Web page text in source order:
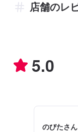
店舗のレ
5.0
のびたさん